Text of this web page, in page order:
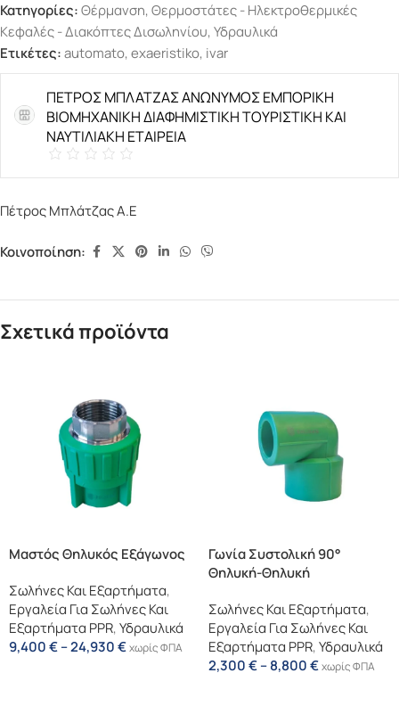
Κατηγορίες:Θέρμανση,Θερμοστάτες - Ηλεκτροθερμικές
Κεφαλές - Διακόπτες Δισωληνίου,Υδραυλικά
Ετικέτες:automato,exaeristiko, ivar
ΠΕΤΡΟΣ ΜΠΛΑΤΖΑΣ ΑΝΩΝΥΜΟΣ ΕΜΠΟΡΙΚΗ
ΒΙΟΜΗΧΑΝΙΚΗ ΔΙΑΦΗΜΙΣΤΙΚΗ ΤΟΥΡΙΣΤΙΚΗ ΚΑΙ
ΝΑΥΤΙΛΙΑΚΗ ΕΤΑΙΡΕΙΑ
Πέτρος Μπλάτζας Α.Ε
Κοινοποίηση:
Σχετικά προϊόντα
Μαστός Θηλυκός Εξάγωνος
Σωλήνες Και Εξαρτήματα,
Εργαλεία Για Σωλήνες Και
Εξαρτήματα PPR,Υδραυλικά
9,400€–24,930€χωρίς ΦΠΑ
Γωνία Συστολική 90°
Θηλυκή-Θηλυκή
Σωλήνες Και Εξαρτήματα,
Εργαλεία Για Σωλήνες Και
Εξαρτήματα PPR,Υδραυλικά
2,300€–8,800€χωρίς ΦΠΑ